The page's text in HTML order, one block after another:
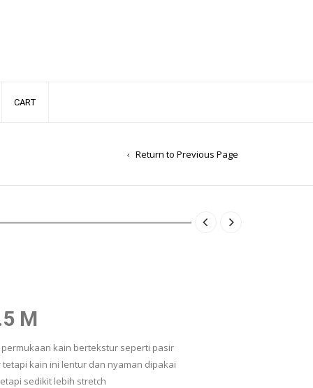
CART
Return to Previous Page
M
kain bertekstur seperti pasir
kain ini lentur dan nyaman dipakai
sedikit lebih stretch